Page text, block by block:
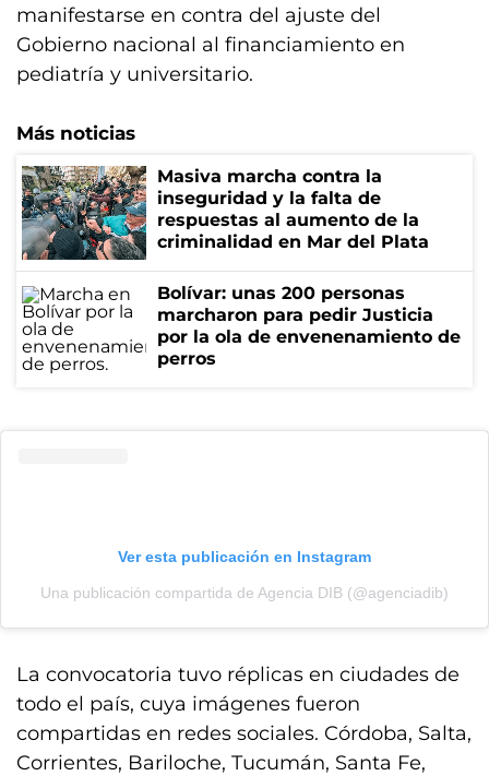
manifestarse en contra del ajuste del
Gobierno nacional al financiamiento en
pediatría y universitario.
Más noticias
Masiva marcha contra la
inseguridad y la falta de
respuestas al aumento de la
criminalidad en Mar del Plata
Bolívar: unas 200 personas
marcharon para pedir Justicia
por la ola de envenenamiento de
perros
Ver esta publicación en Instagram
Una publicación compartida de Agencia DIB (@agenciadib)
La convocatoria tuvo réplicas en ciudades de
todo el país, cuya imágenes fueron
compartidas en redes sociales. Córdoba, Salta,
Corrientes, Bariloche, Tucumán, Santa Fe,